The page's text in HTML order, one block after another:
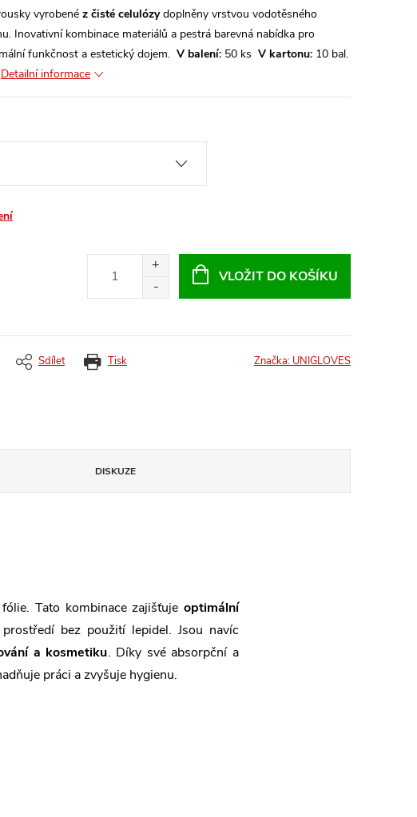
vyrobené z čisté celulózydoplněny vrstvou vodotěsného
Inovativní kombinace materiálů a pestrá barevná nabídka pro
funkčnost a estetický dojem. V balení: 50 ks V kartonu: 10 bal.
Detailní informace
VLOŽIT DO KOŠÍKU
Tisk
Sdílet Značka: UNIGLOVES
DISKUZE
Tato kombinace zajišťuje optimální
bez použití lepidel. Jsou navíc
a kosmetiku. Díky své absorpční a
práci a zvyšuje hygienu.